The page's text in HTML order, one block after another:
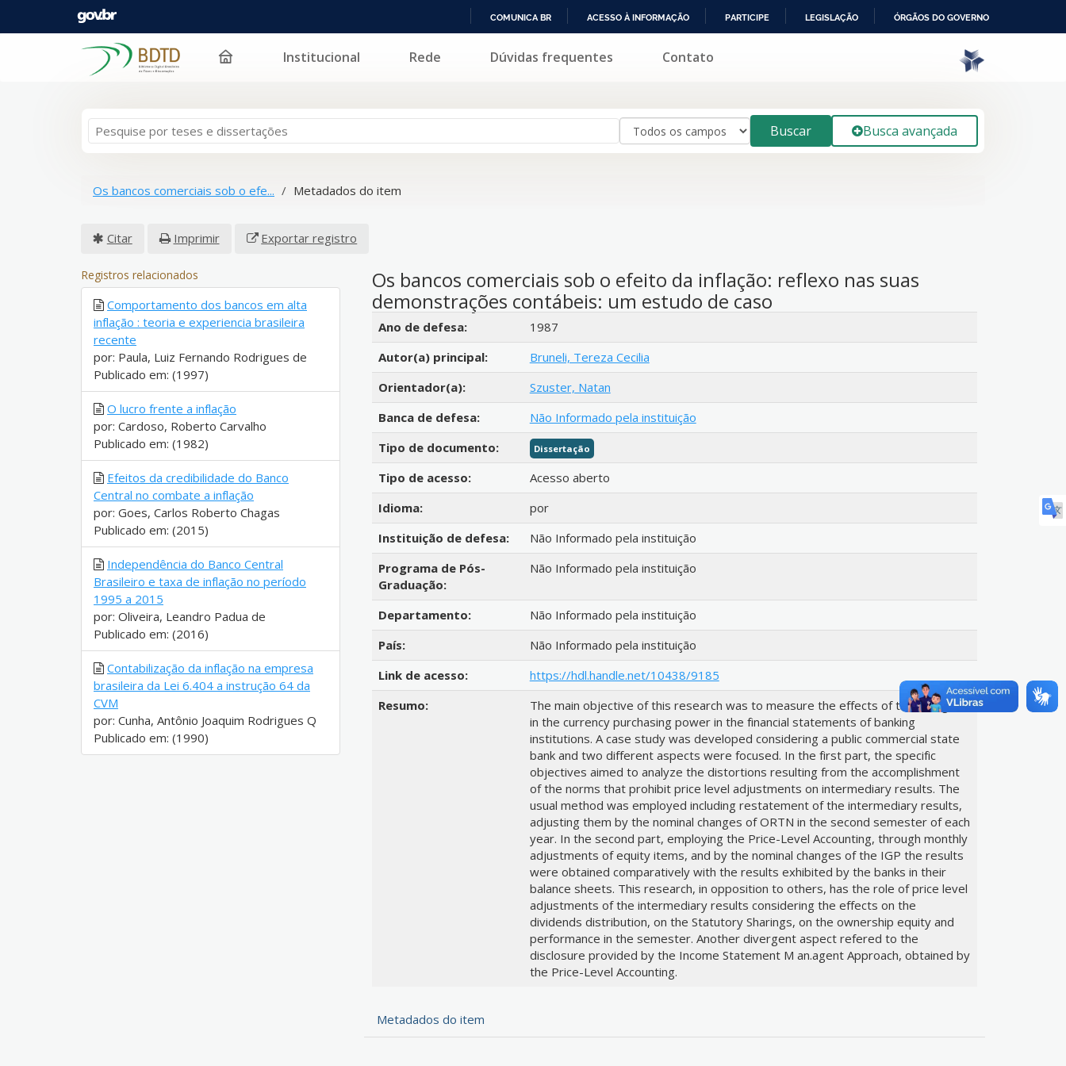
PARA
COMUNICA BR ACESSO À INFORMAÇÃO PARTICIPE LEGISLAÇÃO ÓRGÃOS DO GOVERNO
Pular para o conteúdo Institucional Rede Dúvidas frequentes Contato
Buscar Busca avançada
Os bancos comerciais sob o efe... Metadados do item
Citar Imprimir Exportar registro
Os bancos comerciais sob o efeito da inflação: reflexo nas suas
demonstrações contábeis: um estudo de caso
Detalhes bibliográficos
Ano de defesa:
1987
Autor(a) principal:
Bruneli, Tereza Cecilia
Orientador(a):
Szuster, Natan
Banca de defesa:
Não Informado pela instituição
Tipo de documento:
Dissertação
Tipo de acesso:
Acesso aberto
Idioma:
por
Instituição de defesa:
Não Informado pela instituição
Programa de Pós-
Graduação:
Não Informado pela instituição
Departamento:
Não Informado pela instituição
País:
Não Informado pela instituição
Link de acesso:
https://hdl.handle.net/10438/9185
Resumo:
The main objective of this research was to measure the effects of the changes
in the currency purchasing power in the financial statements of banking
institutions. A case study was developed considering a public commercial state
bank and two different aspects were focused. In the first part, the specific
objectives aimed to analyze the distortions resulting from the accomplishment
of the norms that prohibit price level adjustments on intermediary results. The
usual method was employed including restatement of the intermediary results,
adjusting them by the nominal changes of ORTN in the second semester of each
year. In the second part, employing the Price-Level Accounting, through monthly
adjustments of equity items, and by the nominal changes of the IGP the results
were obtained comparatively with the results exhibited by the banks in their
balance sheets. This research, in opposition to others, has the role of price level
adjustments of the intermediary results considering the effects on the
dividends distribution, on the Statutory Sharings, on the ownership equity and
performance in the semester. Another divergent aspect refered to the
disclosure provided by the Income Statement M an.agent Approach, obtained by
the Price-Level Accounting.
Metadados do item
Registros relacionados
Comportamento dos bancos em alta
inflação : teoria e experiencia brasileira
recente
por: Paula, Luiz Fernando Rodrigues de
Publicado em: (1997)
O lucro frente a inflação
por: Cardoso, Roberto Carvalho
Publicado em: (1982)
Efeitos da credibilidade do Banco
Central no combate a inflação
por: Goes, Carlos Roberto Chagas
Publicado em: (2015)
Independência do Banco Central
Brasileiro e taxa de inflação no período
1995 a 2015
por: Oliveira, Leandro Padua de
Publicado em: (2016)
Contabilização da inflação na empresa
brasileira da Lei 6.404 a instrução 64 da
CVM
por: Cunha, Antônio Joaquim Rodrigues Q
Publicado em: (1990)